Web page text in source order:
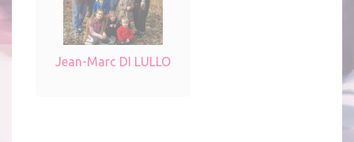
Jean-Marc DI LULLO